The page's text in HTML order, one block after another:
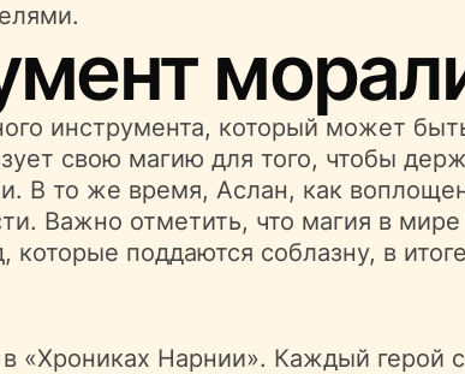
инструмента, который может
свою магию для того, чтобы
В то же время, Аслан, как
Важно отметить, что магия в
поддаются соблазну, в
Нарнии». Каждый герой